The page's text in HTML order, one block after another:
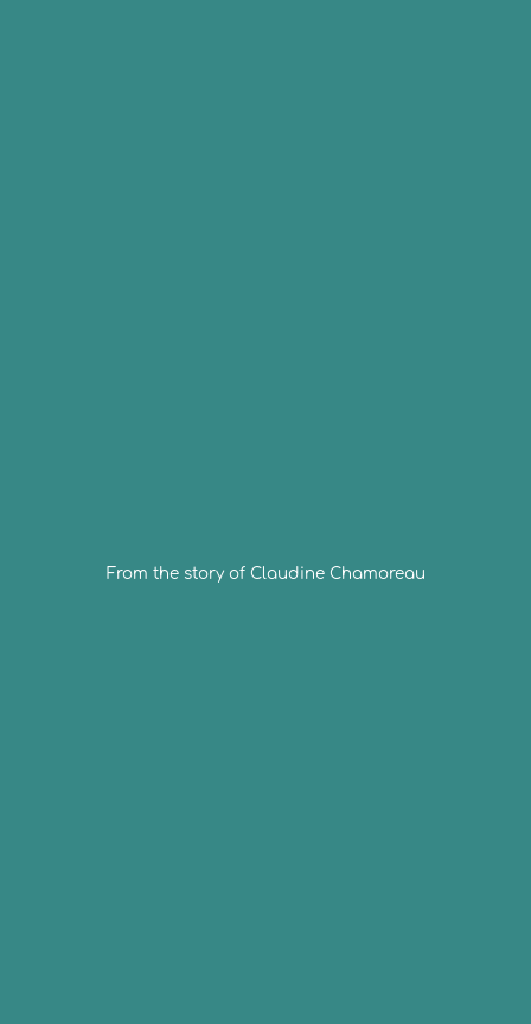
From the story of Claudine Chamoreau